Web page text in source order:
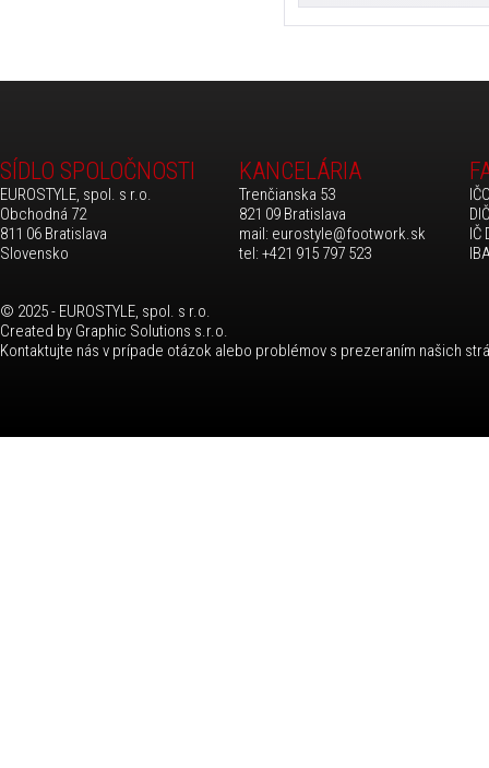
SÍDLO SPOLOČNOSTI
EUROSTYLE, spol. s r.o.
Obchodná 72
811 06 Bratislava
Slovensko
KANCELÁRIA
Trenčianska 53
821 09 Bratislava
mail: eurostyle@footwork.sk
tel: +421 915 797 523
IČ
© 2025 - EUROSTYLE, spol. s r.o.
Created by Graphic Solutions s.r.o.
Kontaktujte nás v prípade otázok alebo problémov s prezeraním našich